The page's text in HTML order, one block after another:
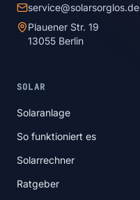
service@solarsorglos.de
Plauener Str. 19
13055 Berlin
SOLAR
Solaranlage
So funktioniert es
Solarrechner
Ratgeber